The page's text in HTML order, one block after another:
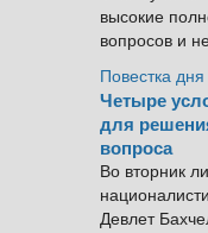
высокие
вопросов и
Повестка
Четыре
для
вопроса
Во вторник
Девлет